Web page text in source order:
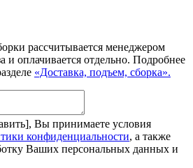
рассчитывается менеджером
и оплачивается отдельно. Подробнее
«Доставка, подъем, сборка».
Вы принимаете условия
конфиденциальности, а также
Ваших персональных данных и